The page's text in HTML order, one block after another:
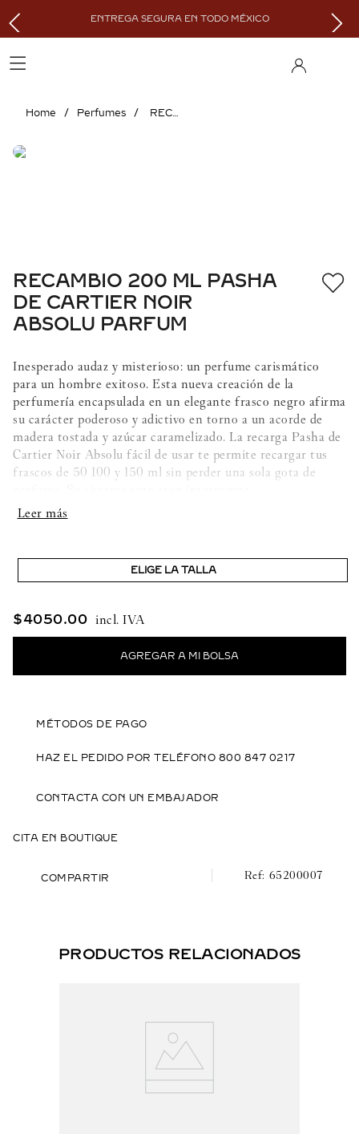
ENTREGA SEGURA EN TODO MÉXICO
Perfumes RECAMBIO 200 ML PASHA DE CARTIER NOIR ABSOLU PARFUM
RECAMBIO 200 ML PASHA
DE CARTIER NOIR
ABSOLU PARFUM
Inesperado audaz y misterioso: un perfume carismático
para un hombre exitoso. Esta nueva creación de la
perfumería encapsulada en un elegante frasco negro afirma
su carácter poderoso y adictivo en torno a un acorde de
madera tostada y azúcar caramelizado. La recarga Pasha de
Cartier Noir Absolu fácil de usar te permite recargar tus
frascos de 50 100 y 150 ml sin perder una sola gota de
automáticamente el llenado cuando el frasco está lleno. La
por separado. INGREDIENTES: ALCOHOL
PARFUM/FRAGRANCE AQUA/WATER/EAU
ACETYLOCTAHYDRONAPHTHALENES
EUGENOL POGOSTEMON CABLIN LEAF EXTRACT
PROPYLIDENEPHTHALIDE ALPHA ISOMETHYL
TRIMETHYLCYCLOPENTENYL
ELIGE LA TALLA
$4050.00
MÉTODOS DE PAGO
HAZ EL PEDIDO POR TELÉFONO 800 847 0217
CONTACTA CON UN EMBAJADOR
CITA EN BOUTIQUE
COMPARTIR 65200007
PRODUCTOS RELACIONADOS